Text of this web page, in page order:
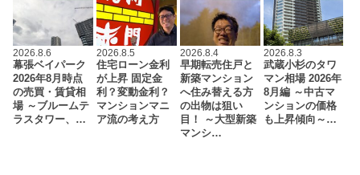
2026.8.6
幕張ベイパーク
2026年8月時点
の売買・賃貸相
場 ～ブルームテ
ラスタワー、…
2026.8.5
住宅ローン金利
が上昇 固定金
利？変動金利？
マンションマニ
ア流の考え方
2026.8.4
早期転売住戸と
新築マンション
へ住み替える方
の出物は狙い
目！ ～大型新築
マンシ…
2026.8.3
武蔵小杉のタワ
マン相場 2026年
8月編 ～中古マ
ンションの価格
も上昇傾向～…